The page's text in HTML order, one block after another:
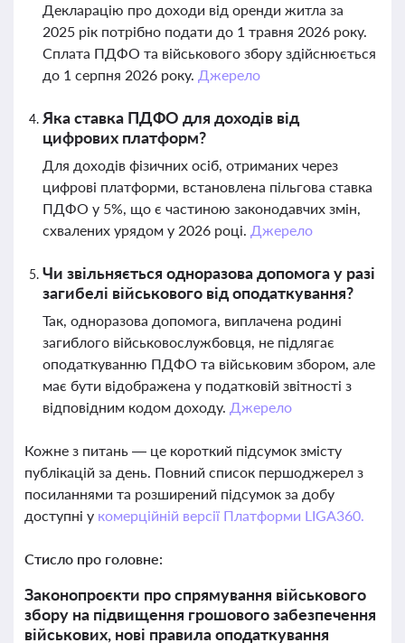
Декларацію про доходи від оренди житла за
2025 рік потрібно подати до 1 травня 2026 року.
Сплата ПДФО та військового збору здійснюється
до 1 серпня 2026 року. Джерело
Яка ставка ПДФО для доходів від
цифрових платформ?
Для доходів фізичних осіб, отриманих через
цифрові платформи, встановлена пільгова ставка
ПДФО у 5%, що є частиною законодавчих змін,
схвалених урядом у 2026 році. Джерело
Чи звільняється одноразова допомога у разі
загибелі військового від оподаткування?
Так, одноразова допомога, виплачена родині
загиблого військовослужбовця, не підлягає
оподаткуванню ПДФО та військовим збором, але
має бути відображена у податковій звітності з
відповідним кодом доходу. Джерело
Кожне з питань — це короткий підсумок змісту
публікацій за день. Повний список першоджерел з
посиланнями та розширений підсумок за добу
доступні у комерційній версії Платформи LIGA360.
Стисло про головне:
Законопроєкти про спрямування військового
збору на підвищення грошового забезпечення
військових, нові правила оподаткування